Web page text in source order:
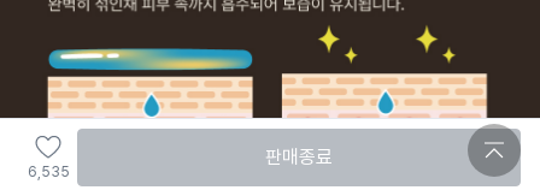
6,535
판매종료